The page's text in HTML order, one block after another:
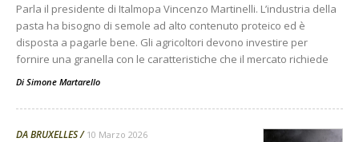
Parla il presidente di Italmopa Vincenzo Martinelli. L’industria della
pasta ha bisogno di semole ad alto contenuto proteico ed è
disposta a pagarle bene. Gli agricoltori devono investire per
fornire una granella con le caratteristiche che il mercato richiede
Di Simone Martarello
DA BRUXELLES 10 Marzo 2026